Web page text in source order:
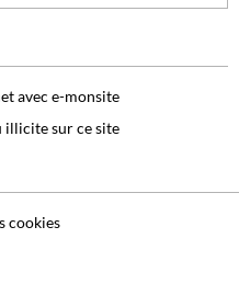
avec e-monsite
illicite sur ce site
cookies